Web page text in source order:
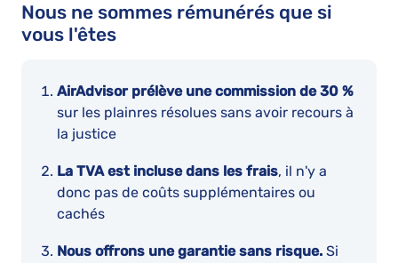
Nous ne sommes rémunérés que si
vous l'êtes
AirAdvisor prélève une commission de 30 %
sur les plainres résolues sans avoir recours à
la justice
La TVA est incluse dans les frais, il n'y a
donc pas de coûts supplémentaires ou
cachés
Nous offrons une garantie sans risque. Si